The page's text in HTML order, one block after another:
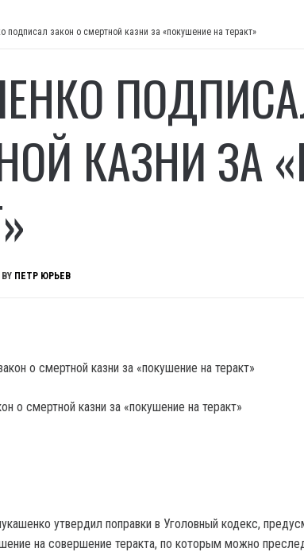
подписал закон о смертной казни за «покушение на теракт»
КАЗНИ ЗА
BY ПЕТР ЮРЬЕВ
о смертной казни за «покушение на теракт»
утвердил поправки в Уголовный кодекс,
на совершение теракта, по которым можно